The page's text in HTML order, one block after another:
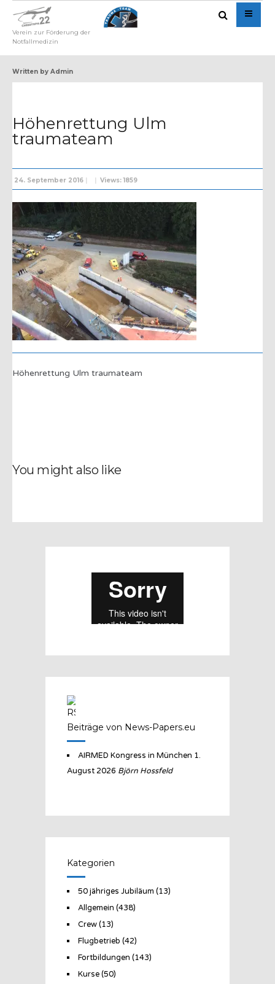
Verein zur Förderung der
Notfallmedizin
Written by Admin
Höhenrettung Ulm
traumateam
24. September 2016 | | Views: 1859
Höhenrettung Ulm traumateam
You might also like
Beiträge von News-Papers.eu
AIRMED Kongress in München 1.
August 2026 Björn Hossfeld
Kategorien
50 jähriges Jubiläum (13)
Allgemein (438)
Crew(13)
Flugbetrieb (42)
Fortbildungen (143)
Kurse(50)